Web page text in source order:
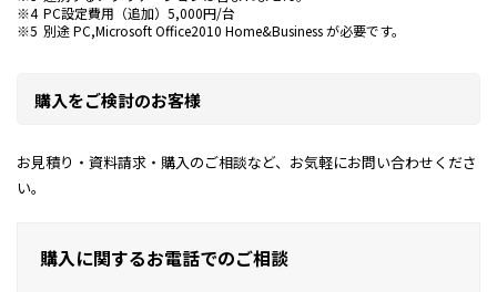
※4 PC設定費用（追加）5,000円/台
※5 別途 PC,Microsoft Office2010 Home&Business が必要です。
購入をご検討のお客様
お見積り・資料請求・購入のご相談など、お気軽にお問い合わせくださ
い。
購入に関するお電話でのご相談